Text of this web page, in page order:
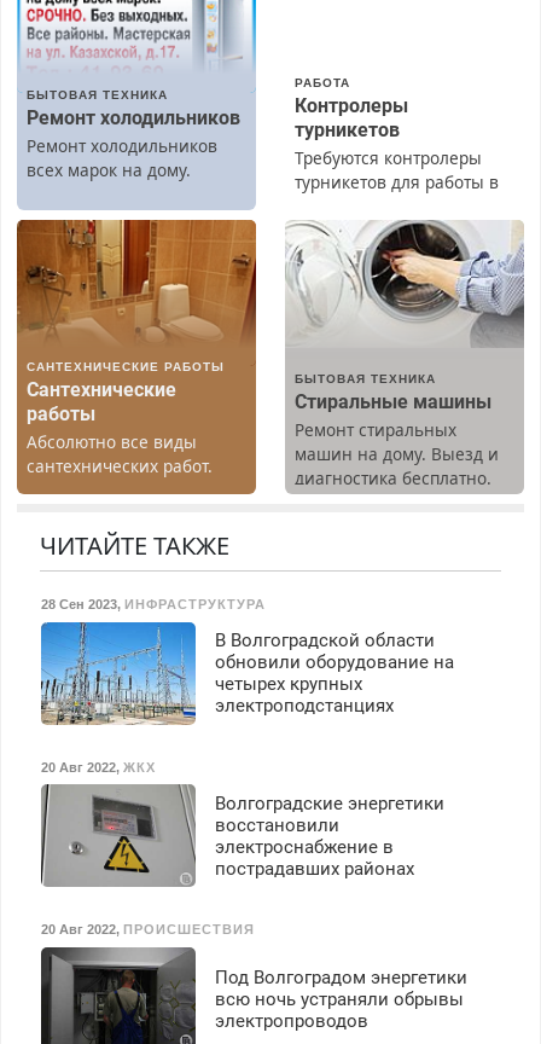
БЫТОВАЯ ТЕХНИКА
Ремонт холодильников
Ремонт холодильников
всех марок на дому.
РАБОТА
Контролеры
турникетов
Требуются контролеры
турникетов для работы в
(мужчины, женщины).
Прием по ТК РФ. График
работы любой.
Бесплатное проживание.
З/п – до 96000 рублей до
Ежемесячно
выплачивается денежная
премия. Возможно
бесплатное обучение,
получение документов,
работа инспектором по
125000 руб.
САНТЕХНИЧЕСКИЕ РАБОТЫ
Сантехнические
работы
Абсолютно все виды
сантехнических работ.
Быстро. Качественно.
БЫТОВАЯ ТЕХНИКА
Стиральные машины
Ремонт стиральных
машин на дому. Выезд и
диагностика бесплатно.
ЧИТАЙТЕ ТАКЖЕ
28 Сен 2023, ИНФРАСТРУКТУРА
В Волгоградской области
обновили оборудование на
четырех крупных
электроподстанциях
20 Авг 2022, ЖКХ
Волгоградские энергетики
восстановили
электроснабжение в
пострадавших районах
20 Авг 2022, ПРОИСШЕСТВИЯ
Под Волгоградом энергетики
всю ночь устраняли обрывы
электропроводов